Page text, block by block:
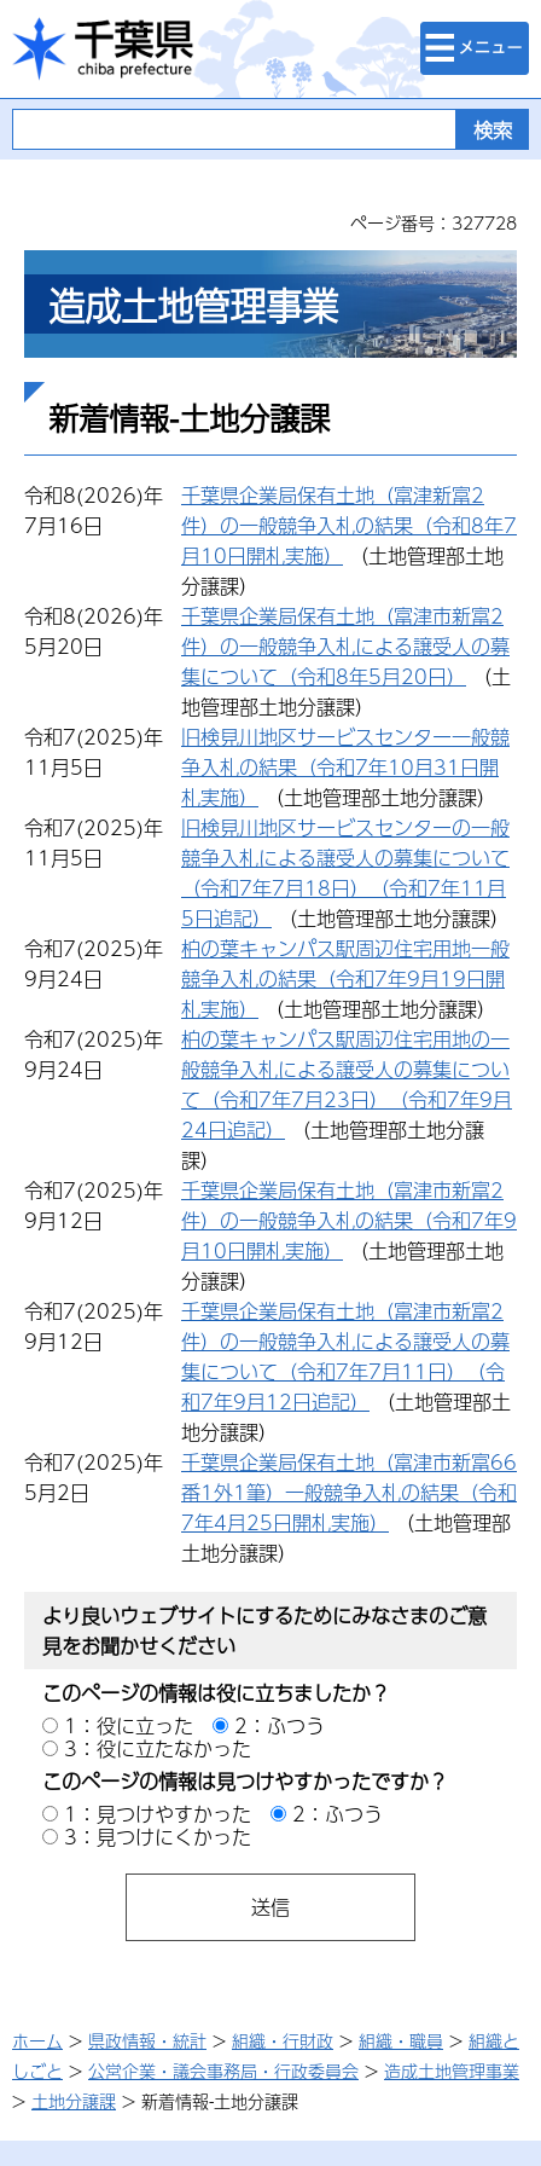
千葉県
検索・メニュ
ー
ページ番号：327728
造成土地管理事業
新着情報-土地分譲課
令和8(2026)年
7月16日
千葉県企業局保有土地（富津新富2
件）の一般競争入札の結果（令和8年7
月10日開札実施）
分譲課）
令和8(2026)年
5月20日
千葉県企業局保有土地（富津市新富2
件）の一般競争入札による譲受人の募
集について（令和8年5月20日）
地管理部土地分譲課）
令和7(2025)年
11月5日
旧検見川地区サービスセンター一般競
争入札の結果（令和7年10月31日開
札実施）
（土地管理部土地分譲課）
令和7(2025)年
11月5日
旧検見川地区サービスセンターの一般
競争入札による譲受人の募集について
（令和7年7月18日）（令和7年11月
5日追記）
（土地管理部土地分譲課）
令和7(2025)年
9月24日
柏の葉キャンパス駅周辺住宅用地一般
競争入札の結果（令和7年9月19日開
札実施）
（土地管理部土地分譲課）
令和7(2025)年
9月24日
柏の葉キャンパス駅周辺住宅用地の一
般競争入札による譲受人の募集につい
て（令和7年7月23日）（令和7年9月
24日追記）
課）
令和7(2025)年
9月12日
千葉県企業局保有土地（富津市新富2
件）の一般競争入札の結果（令和7年9
月10日開札実施）
分譲課）
令和7(2025)年
9月12日
千葉県企業局保有土地（富津市新富2
件）の一般競争入札による譲受人の募
集について（令和7年7月11日）（令
和7年9月12日追記）
地分譲課）
令和7(2025)年
5月2日
千葉県企業局保有土地（富津市新富66
番1外1筆）一般競争入札の結果（令和
7年4月25日開札実施）
土地分譲課）
より良いウェブサイトにするためにみなさまのご意
見をお聞かせください
このページの情報は役に立ちましたか？
1：役に立った
2：ふつう
3：役に立たなかった
このページの情報は見つけやすかったですか？
1：見つけやすかった
2：ふつう
3：見つけにくかった
ホーム > 県政情報・統計 > 組織・行財政 > 組織・職員 > 組織と
しごと > 公営企業・議会事務局・行政委員会 > 造成土地管理事業
> 土地分譲課 > 新着情報-土地分譲課